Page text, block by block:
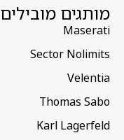
מותגים מובילים
Maserati
Sector Nolimits
Velentia
Thomas Sabo
Karl Lagerfeld